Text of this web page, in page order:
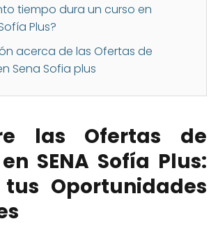
tiempo dura un curso en
Plus?
acerca de las Ofertas de
Sena Sofia plus
las Ofertas de
SENA Sofía Plus:
Oportunidades